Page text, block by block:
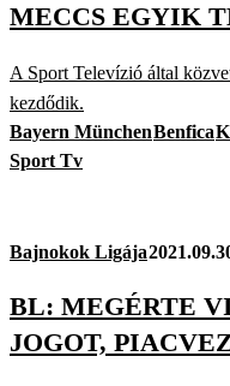
MECCS EGYIK
A Sport Televízió által
kezdődik.
Bayern MünchenBenfica
Sport Tv
Bajnokok Ligája
BL: MEGÉRTE
JOGOT,